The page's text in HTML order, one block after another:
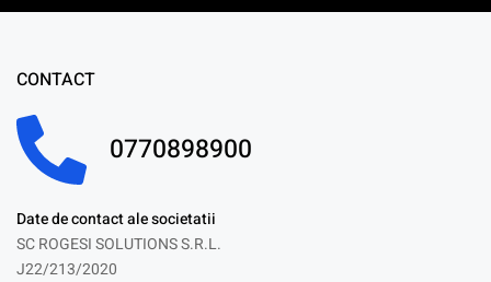
CONTACT
0770898900
Date de contact ale societatii
SC ROGESI SOLUTIONS S.R.L.
J22/213/2020